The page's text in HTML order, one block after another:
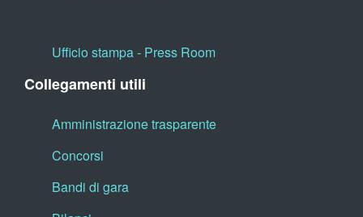
Ufficio stampa - Press Room
Collegamenti utili
Amministrazione trasparente
Concorsi
Bandi di gara